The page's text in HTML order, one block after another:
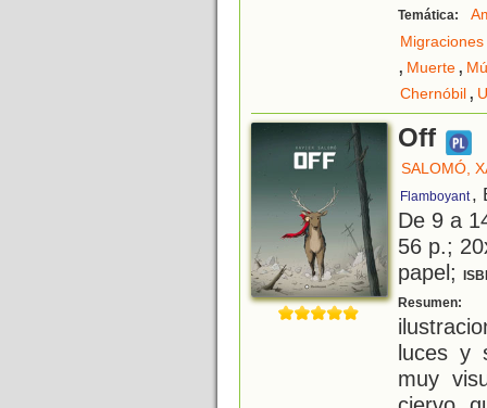
Temática:
Migraciones
, Muerte,
Chernóbil,
Off
SALOMÓ,
Flamboyant ,
De 9 a
56 p.;
papel;
Resumen:
luces y
muy